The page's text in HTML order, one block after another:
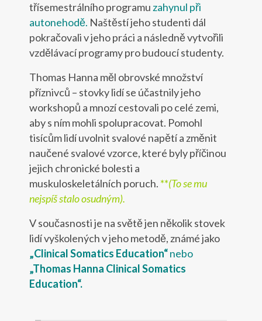
třísemestrálního programu zahynul při
autonehodě. Naštěstí jeho studenti dál
pokračovali v jeho práci a následně vytvořili
vzdělávací programy pro budoucí studenty.
Thomas Hanna měl obrovské množství
příznivců – stovky lidí se účastnily jeho
workshopů a mnozí cestovali po celé zemi,
aby s ním mohli spolupracovat. Pomohl
tisícům lidí uvolnit svalové napětí a změnit
naučené svalové vzorce, které byly příčinou
jejich chronické bolesti a
muskuloskeletálních poruch. **(To se mu
nejspíš stalo osudným).
V současnosti je na světě jen několik stovek
lidí vyškolených v jeho metodě, známé jako
„Clinical Somatics Education“nebo
„Thomas Hanna Clinical Somatics
Education“.